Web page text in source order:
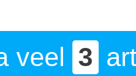
veel 3